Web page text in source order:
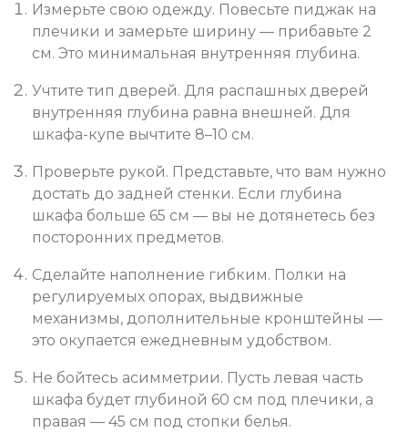
Измерьте свою одежду. Повесьте пиджак на
плечики и замерьте ширину — прибавьте 2
см. Это минимальная внутренняя глубина.
Учтите тип дверей. Для распашных дверей
внутренняя глубина равна внешней. Для
шкафа-купе вычтите 8–10 см.
Проверьте рукой. Представьте, что вам нужно
достать до задней стенки. Если глубина
шкафа больше 65 см — вы не дотянетесь без
посторонних предметов.
Сделайте наполнение гибким. Полки на
регулируемых опорах, выдвижные
механизмы, дополнительные кронштейны —
это окупается ежедневным удобством.
Не бойтесь асимметрии. Пусть левая часть
шкафа будет глубиной 60 см под плечики, а
правая — 45 см под стопки белья.